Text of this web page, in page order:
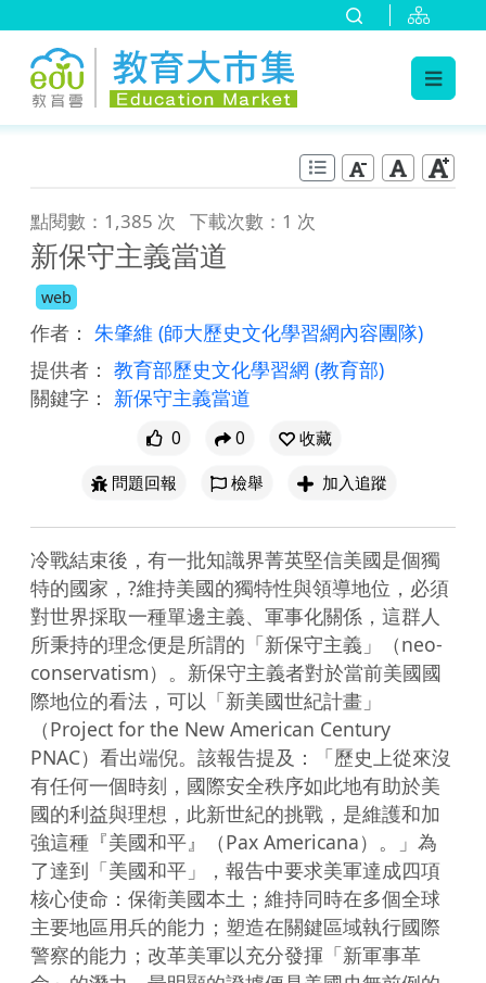
點閱數：1,385 次 下載次數：1 次
新保守主義當道
web
作者： 朱肇維 (師大歷史文化學習網內容團隊)
提供者： 教育部歷史文化學習網 (教育部)
關鍵字： 新保守主義當道
0 0
收藏
問題回報
檢舉 加入追蹤
冷戰結束後，有一批知識界菁英堅信美國是個獨
特的國家，?維持美國的獨特性與領導地位，必須
對世界採取一種單邊主義、軍事化關係，這群人
所秉持的理念便是所謂的「新保守主義」（neo-
conservatism）。新保守主義者對於當前美國國
際地位的看法，可以「新美國世紀計畫」
（Project for the New American Century
PNAC）看出端倪。該報告提及：「歷史上從來沒
有任何一個時刻，國際安全秩序如此地有助於美
國的利益與理想，此新世紀的挑戰，是維護和加
強這種『美國和平』（Pax Americana）。」為
了達到「美國和平」，報告中要求美軍達成四項
核心使命：保衛美國本土；維持同時在多個全球
主要地區用兵的能力；塑造在關鍵區域執行國際
警察的能力；改革美軍以充分發揮「新軍事革